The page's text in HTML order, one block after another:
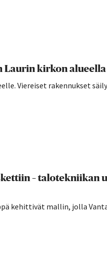
Laurin kirkon alueella
Viereiset rakennukset
– talotekniikan
kehittivät mallin, jolla